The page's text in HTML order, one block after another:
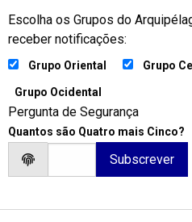
Escolha os Grupos do
receber notificações:
Grupo Oriental Grupo
Grupo Ocidental
Pergunta de Segurança
Quantos são Quatro mais Cinco?